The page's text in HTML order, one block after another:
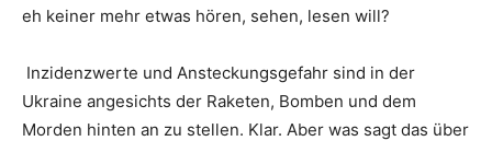
eh keiner mehr etwas hören, sehen, lesen will?
Inzidenzwerte und Ansteckungsgefahr sind in der
Ukraine angesichts der Raketen, Bomben und dem
Morden hinten an zu stellen. Klar. Aber was sagt das über